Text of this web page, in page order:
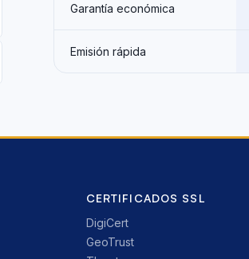
Garantía económica
Emisión rápida
CERTIFICADOS SSL
DigiCert
GeoTrust